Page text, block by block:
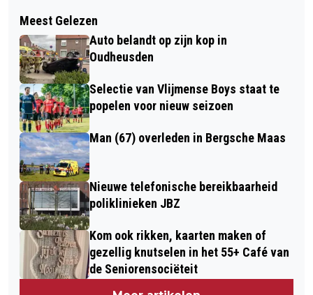
ACTIVITEITEN SENIORENSCHOOL
HEUSDEN IN JUNI 2026
NIEUWS VAN PROTESTANTSE KERK
DRUNEN
Meest Gelezen
Auto belandt op zijn kop in
Oudheusden
Selectie van Vlijmense Boys staat te
popelen voor nieuw seizoen
Man (67) overleden in Bergsche Maas
Nieuwe telefonische bereikbaarheid
poliklinieken JBZ
Kom ook rikken, kaarten maken of
gezellig knutselen in het 55+ Café van
de Seniorensociëteit